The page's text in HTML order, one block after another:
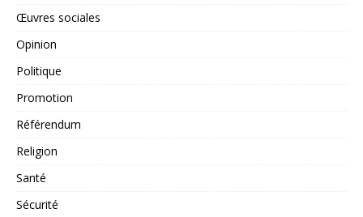
Œuvres sociales
Opinion
Politique
Promotion
Référendum
Religion
Santé
Sécurité